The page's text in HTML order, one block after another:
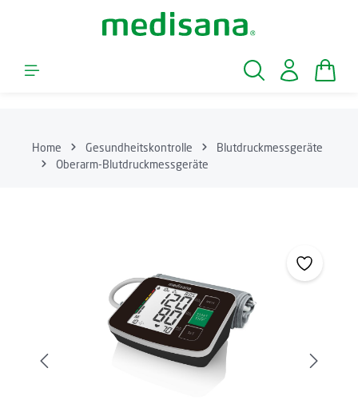
Zum Hauptinhalt springen
Home Gesundheitskontrolle
Blutdruckmessgeräte
Oberarm-Blutdruckmessgeräte